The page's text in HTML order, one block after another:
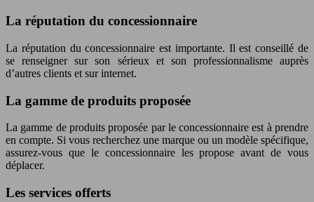
La réputation du concessionnaire
La réputation du concessionnaire est importante. Il est conseillé de
se renseigner sur son sérieux et son professionnalisme auprès
d’autres clients et sur internet.
La gamme de produits proposée
La gamme de produits proposée par le concessionnaire est à prendre
en compte. Si vous recherchez une marque ou un modèle spécifique,
assurez-vous que le concessionnaire les propose avant de vous
déplacer.
Les services offerts